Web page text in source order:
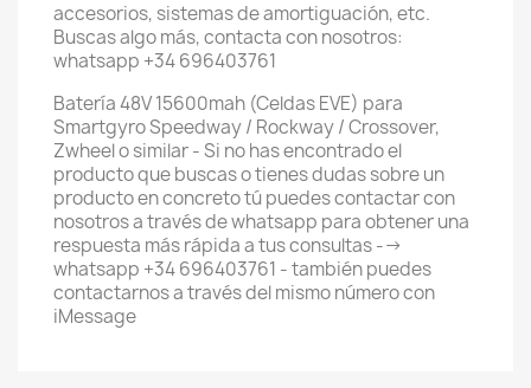
accesorios, sistemas de amortiguación, etc.
Buscas algo más, contacta con nosotros:
whatsapp +34 696403761
Batería 48V 15600mah (Celdas EVE) para
Smartgyro Speedway / Rockway / Crossover,
Zwheel o similar - Si no has encontrado el
producto que buscas o tienes dudas sobre un
producto en concreto tú puedes contactar con
nosotros a través de whatsapp para obtener una
respuesta más rápida a tus consultas -->
whatsapp +34 696403761 - también puedes
contactarnos a través del mismo número con
iMessage